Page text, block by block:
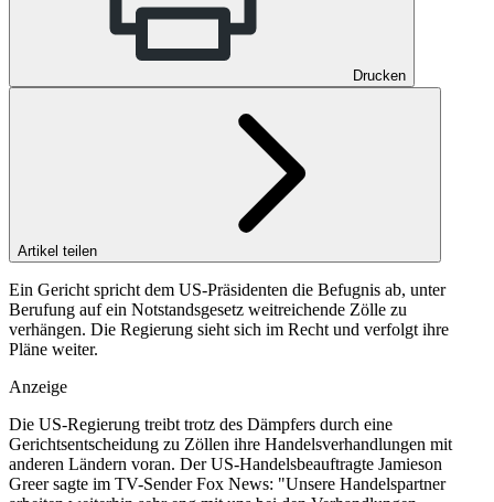
Drucken
Artikel teilen
Ein Gericht spricht dem US-Präsidenten die Befugnis ab, unter
Berufung auf ein Notstandsgesetz weitreichende Zölle zu
verhängen. Die Regierung sieht sich im Recht und verfolgt ihre
Pläne weiter.
Anzeige
Die US-Regierung treibt trotz des Dämpfers durch eine
Gerichtsentscheidung zu Zöllen ihre Handelsverhandlungen mit
anderen Ländern voran. Der US-Handelsbeauftragte Jamieson
Greer sagte im TV-Sender Fox News: "Unsere Handelspartner